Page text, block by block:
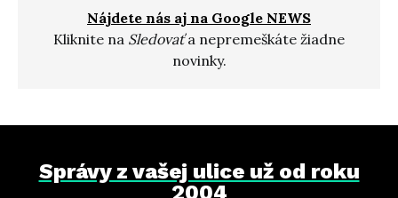
Nájdete nás aj na Google NEWS
Kliknite na Sledovaťa nepremeškáte žiadne
novinky.
Správy z vašej ulice už od roku
2004